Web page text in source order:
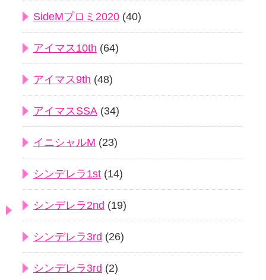
SideMプロミ2020 (40)
アイマス10th (64)
アイマス9th (48)
アイマスSSA (34)
イニシャルM (23)
シンデレラ1st (14)
シンデレラ2nd (19)
シンデレラ3rd (26)
シンデレラ3rd (2)